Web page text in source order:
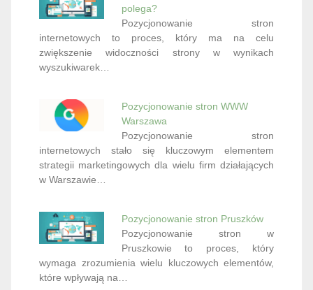
polega?
Pozycjonowanie stron
internetowych to proces, który ma na celu
zwiększenie widoczności strony w wynikach
wyszukiwarek…
Pozycjonowanie stron WWW
Warszawa
Pozycjonowanie stron
internetowych stało się kluczowym elementem
strategii marketingowych dla wielu firm działających
w Warszawie…
Pozycjonowanie stron Pruszków
Pozycjonowanie stron w
Pruszkowie to proces, który
wymaga zrozumienia wielu kluczowych elementów,
które wpływają na…